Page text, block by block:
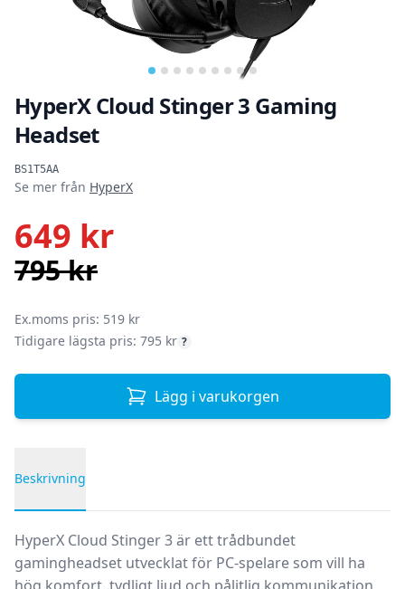
HyperX Cloud Stinger 3 Gaming
Headset
BS1T5AA
Produktinformation
Se mer från HyperX
649 kr
795 kr
Ex.moms pris: 519 kr
Tidigare lägsta pris: 795 kr ?
Lägg i varukorgen
Beskrivning
HyperX Cloud Stinger 3 är ett trådbundet
gamingheadset utvecklat för PC-spelare som vill ha